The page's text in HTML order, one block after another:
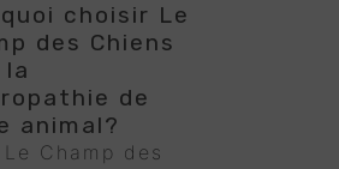
choisir Le
des Chiens
la
de
animal?
Champ des